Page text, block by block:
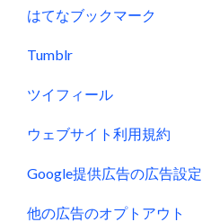
はてなブックマーク
Tumblr
ツイフィール
ウェブサイト利用規約
Google提供広告の広告設定
他の広告のオプトアウト